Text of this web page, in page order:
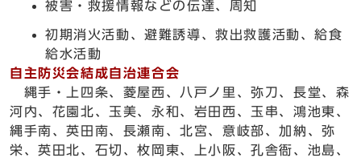
被害・救援情報などの伝達、周知
初期消火活動、避難誘導、救出救護活動、給食
給水活動
自主防災会結成自治連合会
縄手・上四条、菱屋西、八戸ノ里、弥刀、長堂、森
河内、花園北、玉美、永和、岩田西、玉串、鴻池東、
縄手南、英田南、長瀬南、北宮、意岐部、加納、弥
栄、英田北、石切、枚岡東、上小阪、孔舎衙、池島、